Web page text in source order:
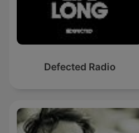
Defected Radio